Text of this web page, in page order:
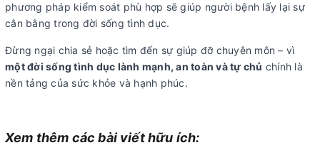
phương pháp kiểm soát phù hợp sẽ giúp người bệnh lấy lại sự
cân bằng trong đời sống tình dục.
Đừng ngại chia sẻ hoặc tìm đến sự giúp đỡ chuyên môn – vì
một đời sống tình dục lành mạnh, an toàn và tự chủ chính là
nền tảng của sức khỏe và hạnh phúc.
Xem thêm các bài viết hữu ích: